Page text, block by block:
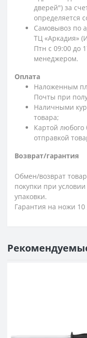
дверей") за
определяется
Самовывоз по
ТЦ «Аркадия»
Птн с 09:00 до
менеджером.
Оплата
Наложенным
Почты при
Наличными
товара;
Картой любого
отправкой
Возврат/гарантия
Обмен/возврат
покупки при
упаковки.
Гарантия на ножи 10